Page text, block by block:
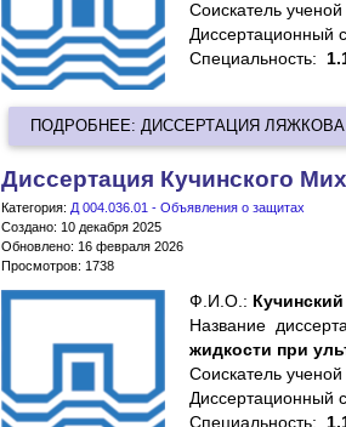
Cоискатель
Диссертационный
Специальность:
ПОДРОБНЕЕ: ДИССЕРТАЦИЯ
Диссертация Кучинского
Категория: Д 004.036.01 - Объявления о защитах
Создано: 10 декабря 2025
Обновлено: 16 февраля 2026
Просмотров: 1738
Ф.И.О.:
Название
жидкости при
Cоискатель
Диссертационный
Специальность: